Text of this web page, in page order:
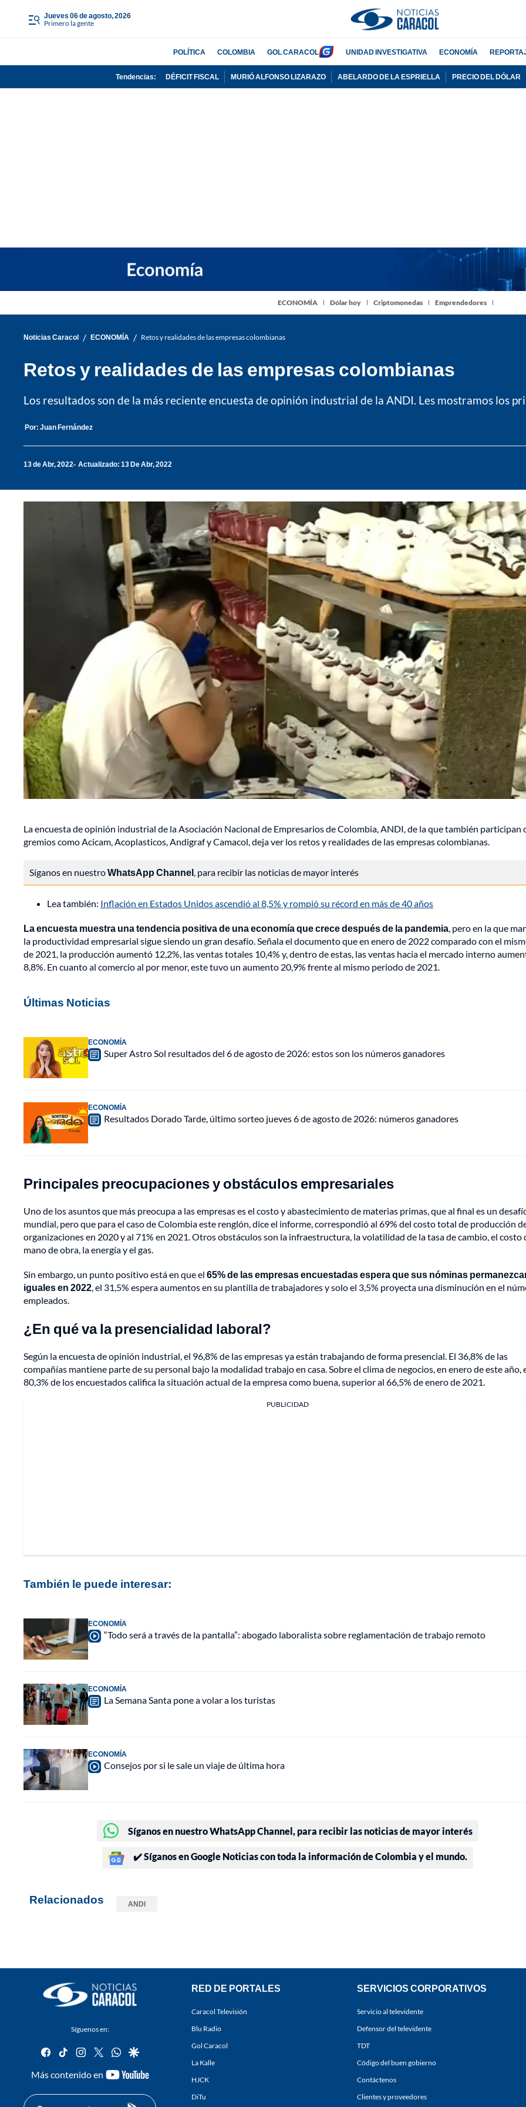
jueves 06 de agosto, 2026
Primero la gente
POLÍTICA COLOMBIA GOL CARACOL UNIDAD INVESTIGATIVA ECONOMÍA
Tendencias: DÉFICIT FISCAL MURIÓ ALFONSO LIZARAZO ABELARDO DE LA ESPRIELLA PRECIO DEL DÓLAR
ECONOMÍA Dólar hoy Criptomonedas Emprendedores
Noticias Caracol / ECONOMÍA / Retos y realidades de las empresas colombianas
Retos y realidades de las empresas colombianas
Los resultados son de la más reciente encuesta de opinión industrial de la ANDI. Les mostramos los
Por: Juan Fernández
13 de Abr, 2022 Actualizado: 13 De Abr, 2022
La encuesta de opinión industrial de la Asociación Nacional de Empresarios de Colombia, ANDI, de la que también participan
gremios como Acicam, Acoplasticos, Andigraf y Camacol, deja ver los retos y realidades de las empresas colombianas.
Síganos en nuestroWhatsApp Channel, para recibir las noticias de mayor interés
Lea también: Inflación en Estados Unidos ascendió al 8,5% y rompió su récord en más de 40 años
La encuesta muestra una tendencia positiva de una economía que crece después de la pandemia, pero en la que
la productividad empresarial sigue siendo un gran desafío. Señala el documento que en enero de 2022 comparado con el
de 2021, la producción aumentó 12,2%, las ventas totales 10,4% y, dentro de estas, las ventas hacia el mercado interno
8,8%. En cuanto al comercio al por menor, este tuvo un aumento 20,9% frente al mismo periodo de 2021.
Últimas Noticias
ECONOMÍA
Super Astro Sol resultados del 6 de agosto de 2026: estos son los números ganadores
ECONOMÍA
Resultados Dorado Tarde, último sorteo jueves 6 de agosto de 2026: números ganadores
Principales preocupaciones y obstáculos empresariales
Uno de los asuntos que más preocupa a las empresas es el costo y abastecimiento de materias primas, que al final es un
mundial, pero que para el caso de Colombia este renglón, dice el informe, correspondió al 69% del costo total de producción
organizaciones en 2020 y al 71% en 2021. Otros obstáculos son la infraestructura, la volatilidad de la tasa de cambio, el costo
mano de obra, la energía y el gas.
Sin embargo, un punto positivo está en que el 65% de las empresas encuestadas espera que sus nóminas
iguales en 2022, el 31,5% espera aumentos en su plantilla de trabajadores y solo el 3,5% proyecta una disminución en el
empleados.
¿En qué va la presencialidad laboral?
Según la encuesta de opinión industrial, el 96,8% de las empresas ya están trabajando de forma presencial. El 36,8% de las
compañías mantiene parte de su personal bajo la modalidad trabajo en casa. Sobre el clima de negocios, en enero de este año,
80,3% de los encuestados califica la situación actual de la empresa como buena, superior al 66,5% de enero de 2021.
PUBLICIDAD
También le puede interesar:
ECONOMÍA
“Todo será a través de la pantalla”: abogado laboralista sobre reglamentación de trabajo remoto
ECONOMÍA
La Semana Santa pone a volar a los turistas
ECONOMÍA
Consejos por si le sale un viaje de última hora
Síganos en nuestro WhatsApp Channel, para recibir las noticias de mayor interés
✔️ Síganos en Google Noticias con toda la información de Colombia y el mundo.
Relacionados ANDI
Síguenos en:
facebook
tiktok instagram
twitterwhatsapp
google
Más contenido en
youtube-
RED DE PORTALES
Caracol Televisión
Blu Radio
Gol Caracol
La Kalle
HJCK
DiTu
SERVICIOS CORPORATIVOS
Servicio al televidente
Defensor del televidente
TDT
Código del buen gobierno
Contáctenos
Clientes y proveedores